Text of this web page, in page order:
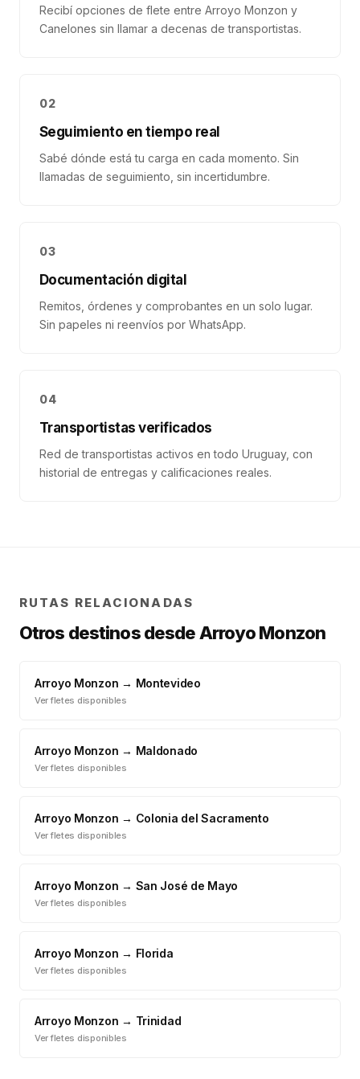
Recibí opciones de flete entre Arroyo Monzon y
Canelones sin llamar a decenas de transportistas.
02
Seguimiento en tiempo real
Sabé dónde está tu carga en cada momento. Sin
llamadas de seguimiento, sin incertidumbre.
03
Documentación digital
Remitos, órdenes y comprobantes en un solo lugar.
Sin papeles ni reenvíos por WhatsApp.
04
Transportistas verificados
Red de transportistas activos en todo Uruguay, con
historial de entregas y calificaciones reales.
RUTAS RELACIONADAS
Otros destinos desdeArroyo Monzon
Arroyo Monzon → Montevideo
Ver fletes disponibles
Arroyo Monzon → Maldonado
Ver fletes disponibles
Arroyo Monzon → Colonia del Sacramento
Ver fletes disponibles
Arroyo Monzon → San José de Mayo
Ver fletes disponibles
Arroyo Monzon → Florida
Ver fletes disponibles
Arroyo Monzon → Trinidad
Ver fletes disponibles